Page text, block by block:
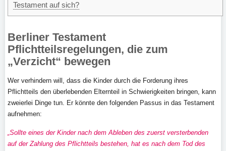
Testament auf sich?
Berliner Testament
Pflichtteilsregelungen, die zum
„Verzicht“ bewegen
Wer verhindern will, dass die Kinder durch die Forderung ihres
Pflichtteils den überlebenden Elternteil in Schwierigkeiten bringen, kann
zweierlei Dinge tun. Er könnte den folgenden Passus in das Testament
aufnehmen:
„Sollte eines der Kinder nach dem Ableben des zuerst versterbenden
auf der Zahlung des Pflichtteils bestehen, hat es nach dem Tod des